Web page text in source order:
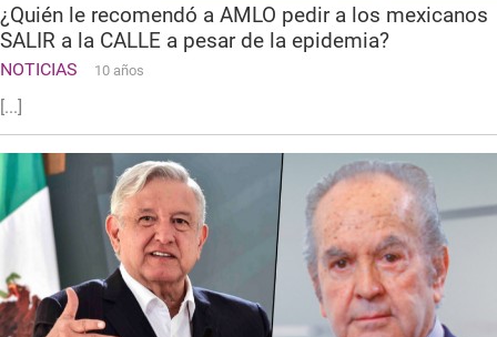
¿Quién le recomendó a AMLO pedir a los mexicanos
SALIR a la CALLE a pesar de la epidemia?
NOTICIAS 10 años
[...]